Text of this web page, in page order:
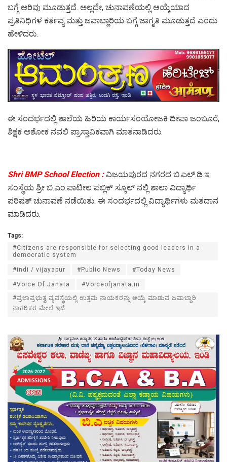
ಬಗ್ಗೆ ಅರಿವು ಮೂಡುತ್ತದೆ. ಅಲ್ಲದೇ, ಚುನಾವಣೆಯಲ್ಲಿ ಆಯ್ಕೆಯಾದ
ಪ್ರತಿನಿಧಿಗಳ ಕರ್ತವ್ಯ ಮತ್ತು ಜವಾಬ್ದಾರಿಯ ಬಗ್ಗೆ ಜಾಗೃತಿ ಮೂಡುತ್ತದೆ ಎಂದು
ಹೇಳಿದರು.
ಈ ಸಂದರ್ಭದಲ್ಲಿ ಶಾಲೆಯ ಹಿರಿಯ ಕಾರ್ಯಸಂಯೋಜಕಿ ದೀಪಾ ಜಂಬೂರೆ,
ಶಿಕ್ಷಕ ಅಶೋಕ ನವಲಿ ಪ್ರಾಸ್ತಾವಿಕವಾಗಿ ಮಾತನಾಡಿದರು.
Shri BMP School Election : ವಿಜಯಪುರದ ನಗರದ ಬಿ.ಎಲ್.ಡಿ.ಇ
ಸಂಸ್ಥೆಯ ಶ್ರೀ ಬಿ.ಎಂ.ಪಾಟೀಲ ಪಬ್ಲಿಕ್ ಸ್ಕೂಲ್ ನಲ್ಲಿ ಶಾಲಾ ವಿದ್ಯಾರ್ಥಿ
ಪರಿಷತ್ ಚುನಾವಣೆ ನಡೆಯಿತು. ಈ ಸಂದರ್ಭದಲ್ಲಿ ವಿದ್ಯಾರ್ಥಿಗಳು ಮತದಾನ
ಮಾಡಿದರು.
Tags:
#Citizens are responsible for selecting good leaders in a
democratic system
#indi / vijayapur #Public News #Today News
#Voice Of Janata
#Voiceofjanata.in
#ಪ್ರಜಾಪ್ರಭುತ್ವ ವ್ಯವಸ್ಥೆಯಲ್ಲಿ ಉತ್ತಮ ನಾಯಕರನ್ನು ಆಯ್ಕೆ ಮಾಡುವ ಜವಾಬ್ದಾರಿ
ನಾಗರಿಕರ ಮೇಲೆ ಇದೆ